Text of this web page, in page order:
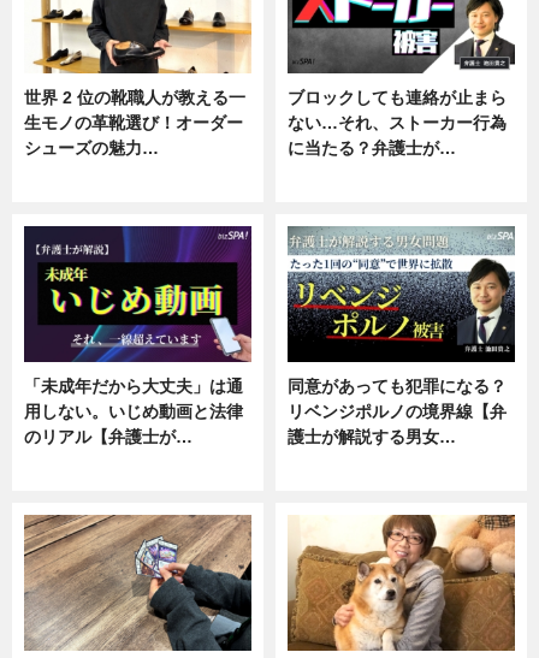
世界 2 位の靴職人が教える一
生モノの革靴選び！オーダー
シューズの魅力…
ブロックしても連絡が止まら
ない…それ、ストーカー行為
に当たる？弁護士が…
「未成年だから大丈夫」は通
用しない。いじめ動画と法律
のリアル【弁護士が…
同意があっても犯罪になる？
リベンジポルノの境界線【弁
護士が解説する男女…